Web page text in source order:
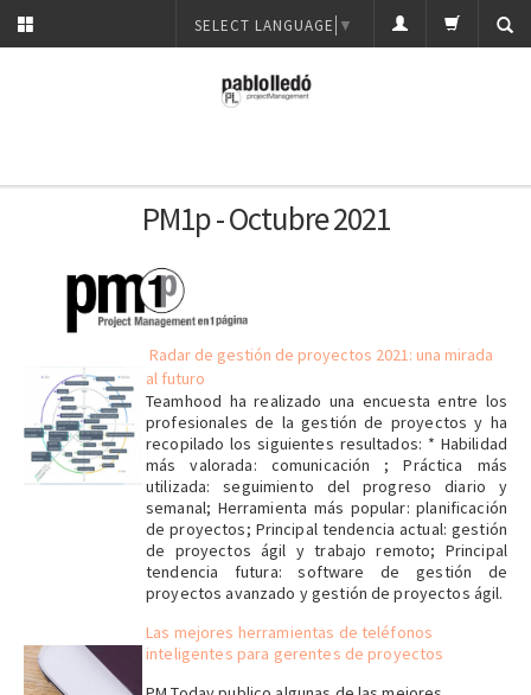
SELECT LANGUAGE ▼
PM1p - Octubre 2021
Radar de gestión de proyectos 2021: una mirada
al futuro
Teamhood ha realizado una encuesta entre los
profesionales de la gestión de proyectos y ha
recopilado los siguientes resultados: * Habilidad
más valorada: comunicación ; Práctica más
utilizada: seguimiento del progreso diario y
semanal; Herramienta más popular: planificación
de proyectos; Principal tendencia actual: gestión
de proyectos ágil y trabajo remoto; Principal
tendencia futura: software de gestión de
proyectos avanzado y gestión de proyectos ágil.
Las mejores herramientas de teléfonos
inteligentes para gerentes de proyectos